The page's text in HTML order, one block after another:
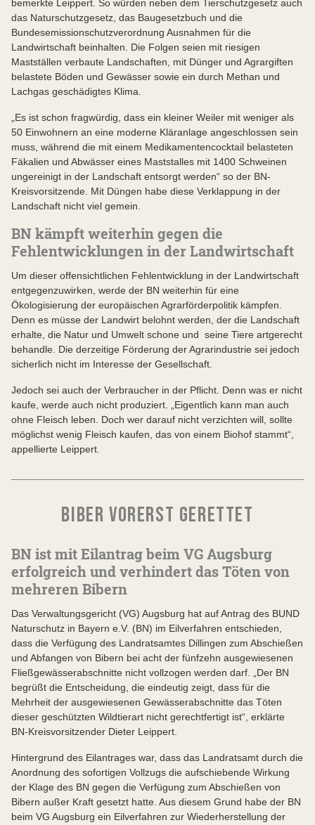
bemerkte Leippert. So würden neben dem Tierschutzgesetz auch
das Naturschutzgesetz, das Baugesetzbuch und die
Bundesemissionschutzverordnung Ausnahmen für die
Landwirtschaft beinhalten. Die Folgen seien mit riesigen
Mastställen verbaute Landschaften, mit Dünger und Agrargiften
belastete Böden und Gewässer sowie ein durch Methan und
Lachgas geschädigtes Klima.
„Es ist schon fragwürdig, dass ein kleiner Weiler mit weniger als
50 Einwohnern an eine moderne Kläranlage angeschlossen sein
muss, während die mit einem Medikamentencocktail belasteten
Fäkalien und Abwässer eines Maststalles mit 1400 Schweinen
ungereinigt in der Landschaft entsorgt werden“ so der BN-
Kreisvorsitzende. Mit Düngen habe diese Verklappung in der
Landschaft nicht viel gemein.
BN kämpft weiterhin gegen die
Fehlentwicklungen in der Landwirtschaft
Um dieser offensichtlichen Fehlentwicklung in der Landwirtschaft
entgegenzuwirken, werde der BN weiterhin für eine
Ökologisierung der europäischen Agrarförderpolitik kämpfen.
Denn es müsse der Landwirt belohnt werden, der die Landschaft
erhalte, die Natur und Umwelt schone und seine Tiere artgerecht
behandle. Die derzeitige Förderung der Agrarindustrie sei jedoch
sicherlich nicht im Interesse der Gesellschaft.
Jedoch sei auch der Verbraucher in der Pflicht. Denn was er nicht
kaufe, werde auch nicht produziert. „Eigentlich kann man auch
ohne Fleisch leben. Doch wer darauf nicht verzichten will, sollte
möglichst wenig Fleisch kaufen, das von einem Biohof stammt“,
appellierte Leippert.
BIBER VORERST GERETTET
BN ist mit Eilantrag beim VG Augsburg
erfolgreich und verhindert das Töten von
mehreren Bibern
Das Verwaltungsgericht (VG) Augsburg hat auf Antrag des BUND
Naturschutz in Bayern e.V. (BN) im Eilverfahren entschieden,
dass die Verfügung des Landratsamtes Dillingen zum Abschießen
und Abfangen von Bibern bei acht der fünfzehn ausgewiesenen
Fließgewässerabschnitte nicht vollzogen werden darf. „Der BN
begrüßt die Entscheidung, die eindeutig zeigt, dass für die
Mehrheit der ausgewiesenen Gewässerabschnitte das Töten
dieser geschützten Wildtierart nicht gerechtfertigt ist“, erklärte
BN-Kreisvorsitzender Dieter Leippert.
Hintergrund des Eilantrages war, dass das Landratsamt durch die
Anordnung des sofortigen Vollzugs die aufschiebende Wirkung
der Klage des BN gegen die Verfügung zum Abschießen von
Bibern außer Kraft gesetzt hatte. Aus diesem Grund habe der BN
beim VG Augsburg ein Eilverfahren zur Wiederherstellung der